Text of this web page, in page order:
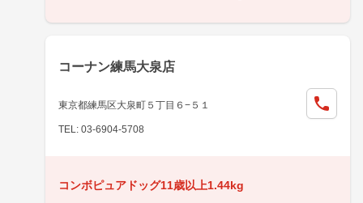
コーナン練馬大泉店
東京都練馬区大泉町５丁目６−５１
TEL: 03-6904-5708
コンボピュアドッグ11歳以上1.44kg